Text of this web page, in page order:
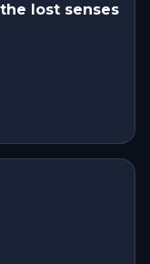
lost senses